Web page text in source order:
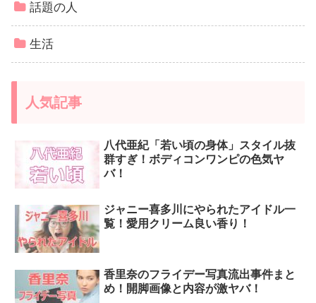
話題の人
生活
人気記事
八代亜紀「若い頃の身体」スタイル抜
群すぎ！ボディコンワンピの色気ヤ
バ！
ジャニー喜多川にやられたアイドル一
覧！愛用クリーム良い香り！
香里奈のフライデー写真流出事件まと
め！開脚画像と内容が激ヤバ！